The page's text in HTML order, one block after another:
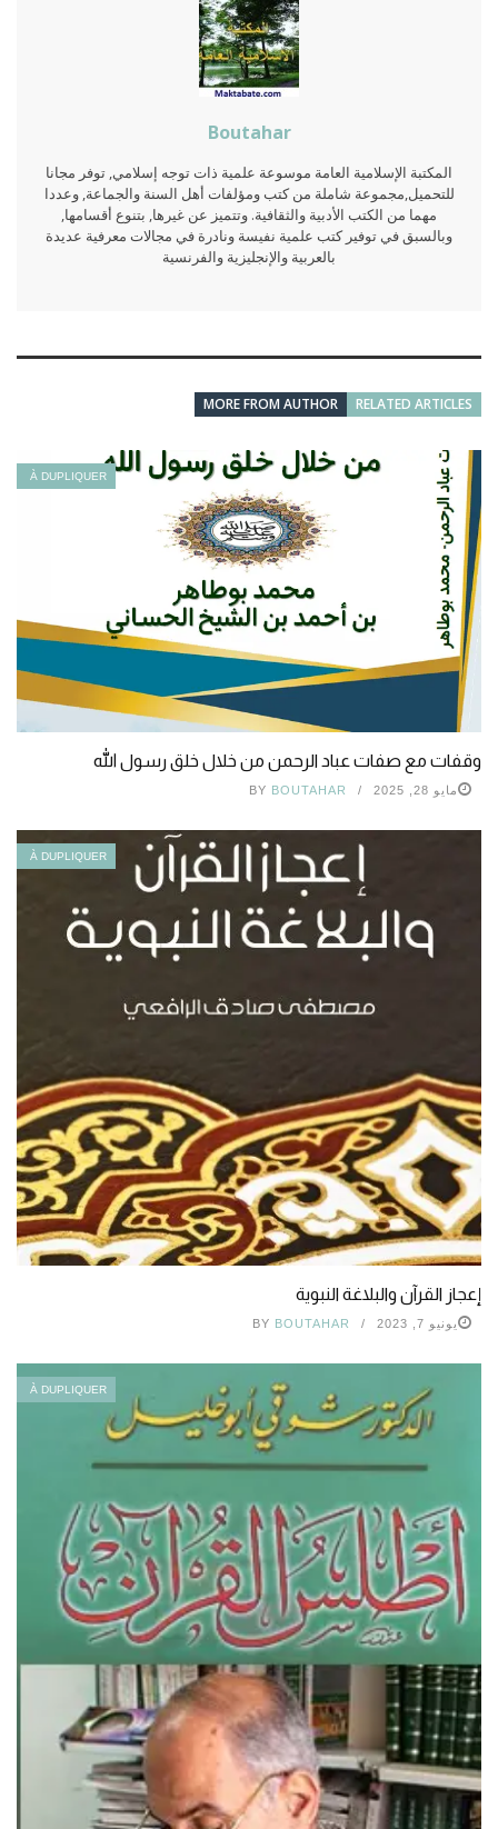
Boutahar
المكتبة الإسلامية العامة موسوعة علمية ذات توجه إسلامي, توفر مجانا
للتحميل,مجموعة شاملة من كتب ومؤلفات أهل السنة والجماعة, وعددا
مهما من الكتب الأدبية والثقافية. وتتميز عن غيرها, بتنوع أقسامها,
وبالسبق في توفير كتب علمية نفيسة ونادرة في مجالات معرفية عديدة
بالعربية والإنجليزية والفرنسية
RELATED ARTICLES
MORE FROM AUTHOR
À DUPLIQUER
وقفات مع صفات عباد الرحمن من خلال خلق رسول الله
مايو 28, 2025 BY BOUTAHAR
À DUPLIQUER
إعجاز القرآن والبلاغة النبوية
يونيو 7, 2023 BY BOUTAHAR
À DUPLIQUER